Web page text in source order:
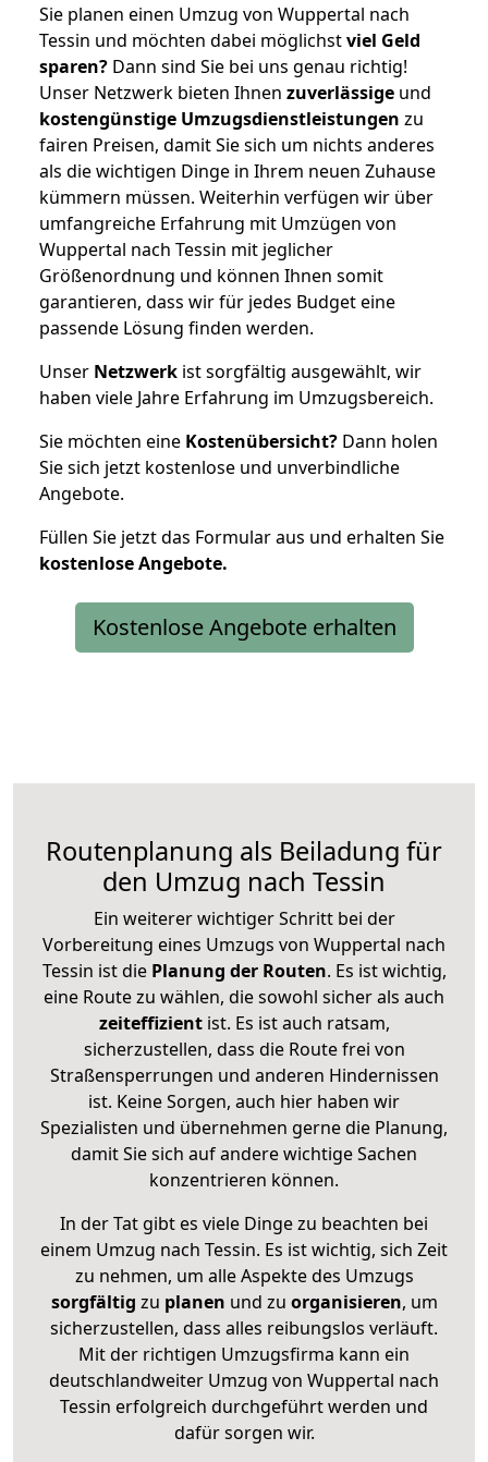
Sie planen einen Umzug von Wuppertal nach
Tessin und möchten dabei möglichstviel Geld
sparen? Dann sind Sie bei uns genau richtig!
Unser Netzwerk bieten Ihnen zuverlässige und
kostengünstige Umzugsdienstleistungen zu
fairen Preisen, damit Sie sich um nichts anderes
als die wichtigen Dinge in Ihrem neuen Zuhause
kümmern müssen. Weiterhin verfügen wir über
umfangreiche Erfahrung mit Umzügen von
Wuppertal nach Tessin mit jeglicher
Größenordnung und können Ihnen somit
garantieren, dass wir für jedes Budget eine
passende Lösung finden werden.
Unser Netzwerk ist sorgfältig ausgewählt, wir
haben viele Jahre Erfahrung im Umzugsbereich.
Sie möchten eine Kostenübersicht? Dann holen
Sie sich jetzt kostenlose und unverbindliche
Angebote.
Füllen Sie jetzt das Formular aus und erhalten Sie
kostenloseAngebote.
Kostenlose Angebote erhalten
Routenplanung als Beiladung für
den Umzug nach Tessin
Ein weiterer wichtiger Schritt bei der
Vorbereitung eines Umzugs von Wuppertal nach
Tessin ist diePlanung der Routen. Es ist wichtig,
eine Route zu wählen, die sowohl sicher als auch
zeiteffizientist. Es ist auch ratsam,
sicherzustellen, dass die Route frei von
Straßensperrungen und anderen Hindernissen
ist. Keine Sorgen, auch hier haben wir
Spezialisten und übernehmen gerne die Planung,
damit Sie sich auf andere wichtige Sachen
konzentrieren können.
In der Tat gibt es viele Dinge zu beachten bei
einem Umzug nach Tessin. Es ist wichtig, sich Zeit
zu nehmen, um alle Aspekte des Umzugs
sorgfältig zu planen und zu organisieren, um
sicherzustellen, dass alles reibungslos verläuft.
Mit der richtigen Umzugsfirma kann ein
deutschlandweiter Umzug von Wuppertal nach
Tessin erfolgreich durchgeführt werden und
dafür sorgen wir.